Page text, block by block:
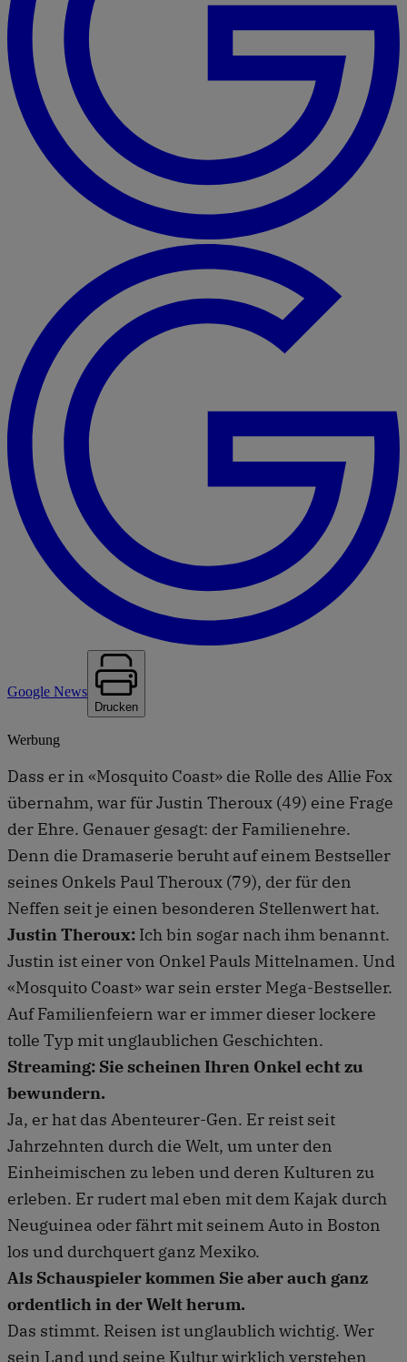
Google News
Drucken
Werbung
Dass er in «Mosquito Coast» die Rolle des Allie Fox
übernahm, war für Justin Theroux (49) eine Frage
der Ehre. Genauer gesagt: der Familienehre.
Denn die Dramaserie beruht auf einem Bestseller
seines Onkels Paul Theroux (79), der für den
Neffen seit je einen besonderen Stellenwert hat.
Justin Theroux: Ich bin sogar nach ihm benannt.
Justin ist einer von Onkel Pauls Mittelnamen. Und
«Mosquito Coast» war sein erster Mega-Bestseller.
Auf Familienfeiern war er immer dieser lockere
tolle Typ mit unglaublichen Geschichten.
Streaming: Sie scheinen Ihren Onkel echt zu
bewundern.
Ja, er hat das Abenteurer-Gen. Er reist seit
Jahrzehnten durch die Welt, um unter den
Einheimischen zu leben und deren Kulturen zu
erleben. Er rudert mal eben mit dem Kajak durch
Neuguinea oder fährt mit seinem Auto in Boston
los und durchquert ganz Mexiko.
Als Schauspieler kommen Sie aber auch ganz
ordentlich in der Welt herum.
Das stimmt. Reisen ist unglaublich wichtig. Wer
sein Land und seine Kultur wirklich verstehen